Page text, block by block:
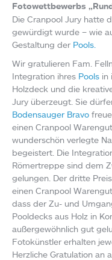
Fotowettbewerbs
Die Cranpool Jury hatte
gewürdigt wurde – wie
Gestaltung der Pools.
Wir gratulieren Fam.
Integration ihres Pools in
Holzdeck und die
Jury überzeugt. Sie
Bodensauger Bravo
einen Cranpool
wunderschön verlegte
begeistert. Die
Römertreppe sind dem
gelungen. Der dritte
einen Cranpool
dass der Zu- und
Pooldecks aus Holz in
außergewöhnlich gut
Fotokünstler erhalten
Herzliche Gratulation an